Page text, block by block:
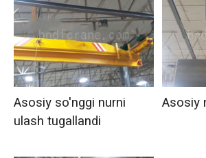
Asosiy so'nggi nurni
ulash tugallandi
Asosiy